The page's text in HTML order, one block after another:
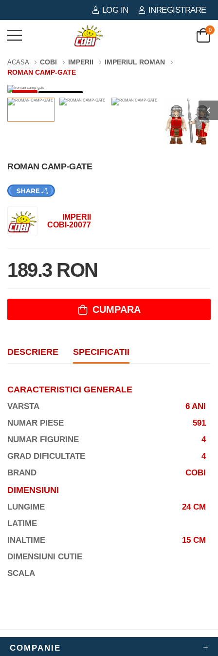
LOG IN INREGISTRARE
0
ACASA COBI IMPERII
IMPERIUL ROMAN
ROMAN CAMP-GATE
-3% 591 PIESE
ROMAN CAMP-GATE
IMPERII
COBI-20077
189.3 RON
CUMPARA
DESCRIERE SPECIFICATII
CARACTERISTICI GENERALE
VARSTA
6 ANI
NUMAR PIESE
591
NUMAR FIGURINE
4
GRAD DIFICULTATE
4
BRAND
COBI
DIMENSIUNI
LUNGIME
24 CM
LATIME
INALTIME
15 CM
DIMENSIUNI CUTIE
SCALA
COMPANIE